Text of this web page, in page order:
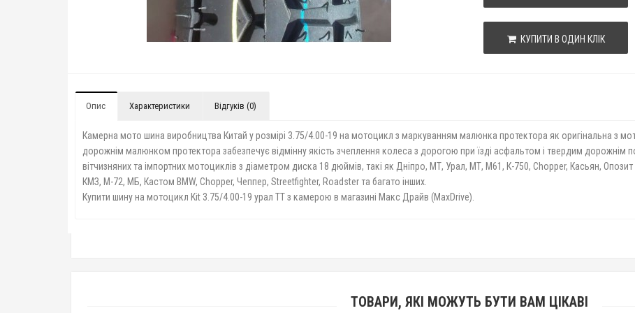
КУПИТИ В ОДИН КЛІК
Опис Характеристики Відгуків (0)
Камерна мото шина виробництва Китай у розмірі 3.75/4.00-19 на мотоцикл з маркуванням малюнка протектора як оригінальна з
дорожнім малюнком протектора забезпечує відмінну якість зчеплення колеса з дорогою при їзді асфальтом і твердим дорожнім
вітчизняних та імпортних мотоциклів з діаметром диска 18 дюймів, такі як Дніпро, МТ, Урал, МТ, М61, К-750, Chopper, Касьян,
КМЗ, М-72, МБ, Кастом BMW, Chopper, Чеппер, Streetfighter, Roadster та багато інших.
Купити шину на мотоцикл Kit 3.75/4.00-19 урал TT з камерою в магазині Макс Драйв (MaxDrive).
ТОВАРИ, ЯКІ МОЖУТЬ БУТИ ВАМ ЦІКАВІ